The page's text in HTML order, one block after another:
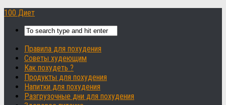
100 Диет
Правила для похудения
Советы худеющим
Как похудеть ?
Продукты для похудения
Напитки для похудения
Разгрузочные дни для похудения